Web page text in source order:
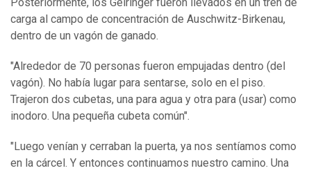
carga al campo de concentración de Auschwitz-Birkenau,
dentro de un vagón de ganado.
"Alrededor de 70 personas fueron empujadas dentro (del
vagón). No había lugar para sentarse, solo en el piso.
Trajeron dos cubetas, una para agua y otra para (usar) como
inodoro. Una pequeña cubeta común".
"Luego venían y cerraban la puerta, ya nos sentíamos como
en la cárcel. Y entonces continuamos nuestro camino. Una